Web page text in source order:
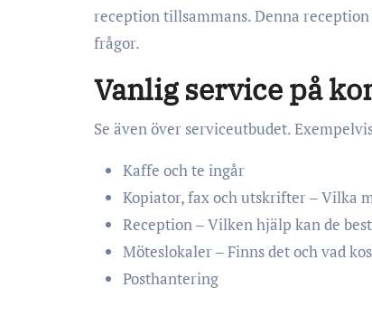
reception tillsammans. Denna
frågor.
Vanlig service på
Se även över serviceutbudet.
Kaffe och te ingår
Kopiator, fax och utskrifter – Vilka
Reception – Vilken hjälp kan de
Möteslokaler – Finns det och vad
Posthantering